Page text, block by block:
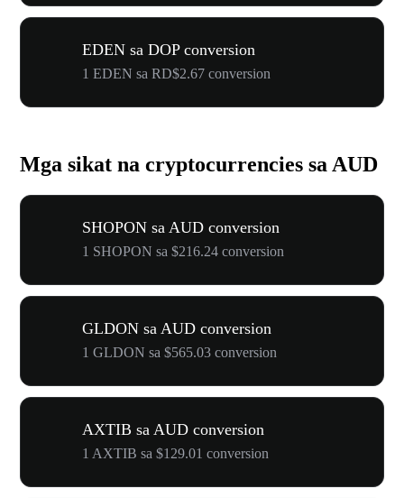
EDEN sa DOP conversion
1 EDEN sa RD$2.67 conversion
Mga sikat na cryptocurrencies sa AUD
SHOPON sa AUD conversion
1 SHOPON sa $216.24 conversion
GLDON sa AUD conversion
1 GLDON sa $565.03 conversion
AXTIB sa AUD conversion
1 AXTIB sa $129.01 conversion